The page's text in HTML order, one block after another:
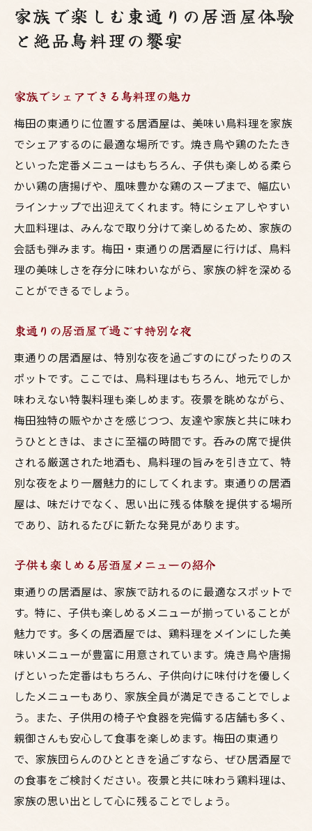
友人と楽しむ東通りの夜の魅力
夜景を眺めながら楽しむ呑みの時間
のひととき
焼き鳥の香りに包まれる居酒屋
夜景とともに楽しむ絶品鳥料理
至福の時間を提供する東通りの居酒屋
香ばしい焼き鳥の味わい方
焼き鳥と夜景のハーモニー
東通りで楽しむ家族との贅沢な居酒屋体験と夜
景
居酒屋で体験する家族の特別な時間
子供連れでも安心の居酒屋選び
家族の笑顔を引き出す夜景の魅力
東通りでの贅沢な夜の過ごし方
夜景が彩る家族の食事
梅田の東通りで味わう美味い鳥料理と心地よい
心地よい空間で楽しむ鳥料理の味
東通りでの味覚の旅
梅田の夜景が引き立てる料理の魅力
東通りでのんびり過ごす夜の時間
居酒屋での心地よいひととき
東通りで過ごす梅田の夜景と居酒屋料理の美味
しい夜
夜景を眺めながら味わう居酒屋料理
東通りでの美味しい夜の楽しみ方
居酒屋で味わう梅田の夜の魅力
夜景と料理の相乗効果
東通りでの素晴らしい夜のひととき
居酒屋の料理が引き立てる夜景
家族で楽しむ東通りの居酒屋体験
と絶品鳥料理の饗宴
家族でシェアできる鳥料理の魅力
梅田の東通りに位置する居酒屋は、美味い鳥料理を家族
でシェアするのに最適な場所です。焼き鳥や鶏のたたき
といった定番メニューはもちろん、子供も楽しめる柔ら
かい鶏の唐揚げや、風味豊かな鶏のスープまで、幅広い
ラインナップで出迎えてくれます。特にシェアしやすい
大皿料理は、みんなで取り分けて楽しめるため、家族の
会話も弾みます。梅田・東通りの居酒屋に行けば、鳥料
理の美味しさを存分に味わいながら、家族の絆を深める
ことができるでしょう。
東通りの居酒屋で過ごす特別な夜
東通りの居酒屋は、特別な夜を過ごすのにぴったりのス
ポットです。ここでは、鳥料理はもちろん、地元でしか
味わえない特製料理も楽しめます。夜景を眺めながら、
梅田独特の賑やかさを感じつつ、友達や家族と共に味わ
うひとときは、まさに至福の時間です。呑みの席で提供
される厳選された地酒も、鳥料理の旨みを引き立て、特
別な夜をより一層魅力的にしてくれます。東通りの居酒
屋は、味だけでなく、思い出に残る体験を提供する場所
であり、訪れるたびに新たな発見があります。
子供も楽しめる居酒屋メニューの紹介
東通りの居酒屋は、家族で訪れるのに最適なスポットで
す。特に、子供も楽しめるメニューが揃っていることが
魅力です。多くの居酒屋では、鶏料理をメインにした美
味いメニューが豊富に用意されています。焼き鳥や唐揚
げといった定番はもちろん、子供向けに味付けを優しく
したメニューもあり、家族全員が満足できることでしょ
う。また、子供用の椅子や食器を完備する店舗も多く、
親御さんも安心して食事を楽しめます。梅田の東通り
で、家族団らんのひとときを過ごすなら、ぜひ居酒屋で
の食事をご検討ください。夜景と共に味わう鶏料理は、
家族の思い出として心に残ることでしょう。